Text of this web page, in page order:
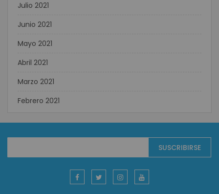
Julio 2021
Junio 2021
Mayo 2021
Abril 2021
Marzo 2021
Febrero 2021
boletín
SUSCRIBIRSE